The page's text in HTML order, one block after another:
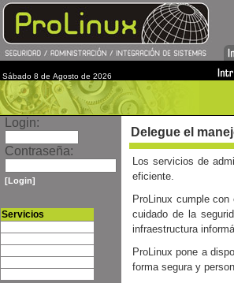
Sábado 8 de Agosto de 2026
Login:
Contraseña:
[Login]
Servicios
Delegue el
Los servicios de
eficiente.
ProLinux cumple
cuidado de la
infraestructura
ProLinux pone a
forma segura y